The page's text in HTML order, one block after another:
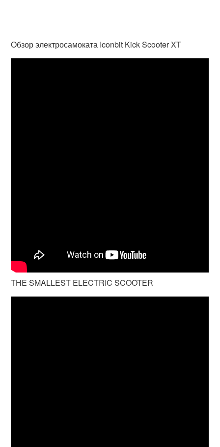
Обзор электросамоката Iconbit Kick Scooter XT
THE SMALLEST ELECTRIC SCOOTER